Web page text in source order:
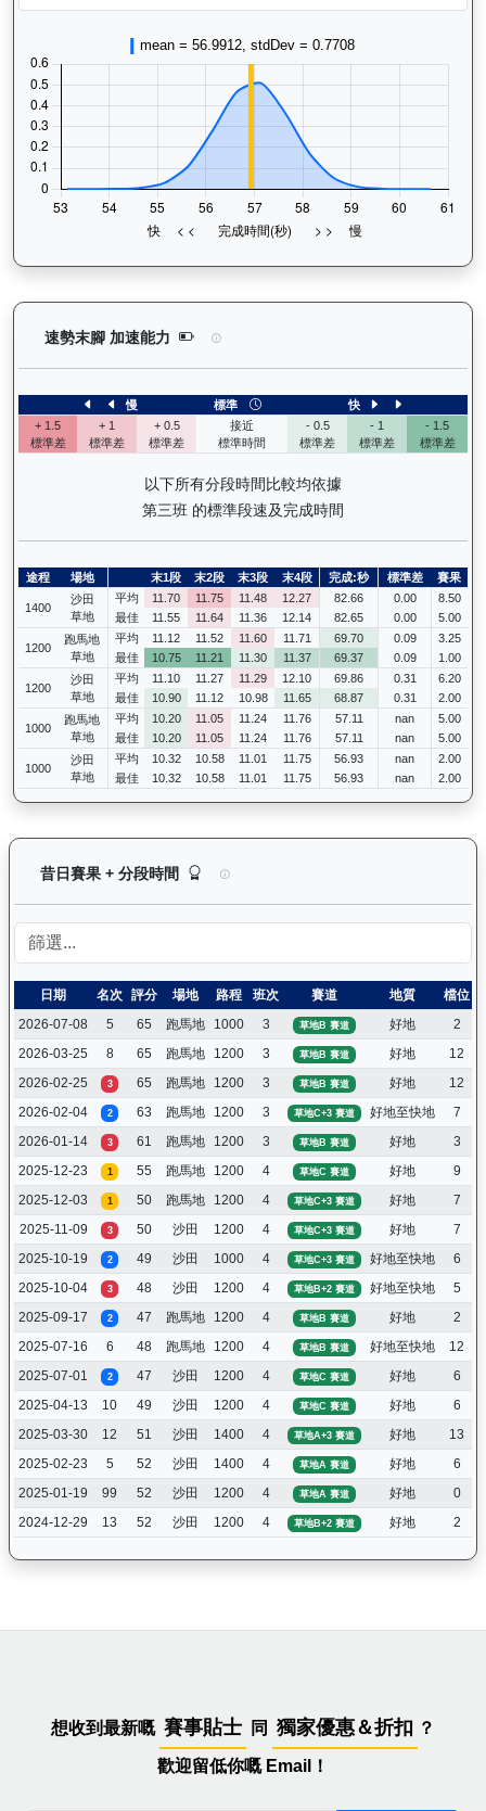
速勢末腳 加速能力 加州本事（J370）— 速勢末腳加速能
慢 標準
快
+ 1.5
標準差
+ 1
標準差
+ 0.5
標準差
接近
標準時間
- 0.5
標準差
- 1
標準差
- 1.5
標準差
以下所有分段時間比較均依據
第三班 的標準段速及完成時間
途程 場地 末1段 末2段 末3段 末4段 完成:秒 標準差 賽果
1400
沙田
草地
平均 11.70 11.75 11.48 12.27 82.66 0.00
8.50
最佳
11.55 11.64 11.36 12.14 82.65 0.00 5.00
1200
跑馬地
草地
平均 11.12 11.52 11.60 11.71 69.70 0.09
3.25
最佳
10.75 11.21 11.30 11.37 69.37 0.09 1.00
1200
沙田
草地
平均 11.10 11.27 11.29 12.10 69.86 0.31
6.20
最佳
10.90 11.12 10.98 11.65 68.87 0.31 2.00
1000
跑馬地
草地
平均 10.20 11.05 11.24 11.76 57.11 nan
5.00
最佳
10.20 11.05 11.24 11.76 57.11 nan 5.00
1000
沙田
草地
平均 10.32 10.58 11.01 11.75 56.93 nan
2.00
最佳
10.32 10.58 11.01 11.75 56.93 nan 2.00
昔日賽果 + 分段時間 加州本事（J370）— 昔日賽果及分
日期 名次 評分 場地 路程 班次 賽道 地質 檔位
2026-07-08
5 65 跑馬地 1000 3 草地B 賽道 好地 2
2026-03-25
8 65 跑馬地 1200 3 草地B 賽道 好地 12
2026-02-25
3 65 跑馬地 1200 3 草地B 賽道 好地 12
2026-02-04
2 63 跑馬地 1200 3 草地C+3 賽道 好地至快地 7
2026-01-14
3 61 跑馬地 1200 3 草地B 賽道 好地 3
2025-12-23
1 55 跑馬地 1200 4 草地C 賽道 好地 9
2025-12-03
1 50 跑馬地 1200 4 草地C+3 賽道 好地 7
2025-11-09
3 50 沙田 1200 4 草地C+3 賽道 好地 7
2025-10-19
2 49 沙田 1000 4 草地C+3 賽道 好地至快地 6
2025-10-04
3 48 沙田 1200 4 草地B+2 賽道 好地至快地 5
2025-09-17
2 47 跑馬地 1200 4 草地B 賽道 好地 2
2025-07-16
6 48 跑馬地 1200 4 草地B 賽道 好地至快地 12
2025-07-01
2 47 沙田 1200 4 草地C 賽道 好地 6
2025-04-13
10 49 沙田 1200 4 草地C 賽道 好地 6
2025-03-30
12 51 沙田 1400 4 草地A+3 賽道 好地 13
2025-02-23
5 52 沙田 1400 4 草地A 賽道 好地 6
2025-01-19
99 52 沙田 1200 4 草地A 賽道 好地 0
2024-12-29
13 52 沙田 1200 4 草地B+2 賽道 好地 2
想收到最新嘅 賽事貼士 同 獨家優惠＆折扣 ？
歡迎留低你嘅 Email！